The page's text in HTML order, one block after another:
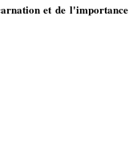
et de l'importance